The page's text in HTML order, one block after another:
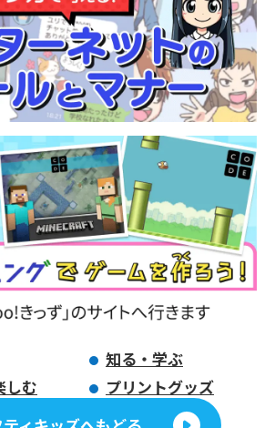
知る・学ぶ
しむ
プリントグッズ